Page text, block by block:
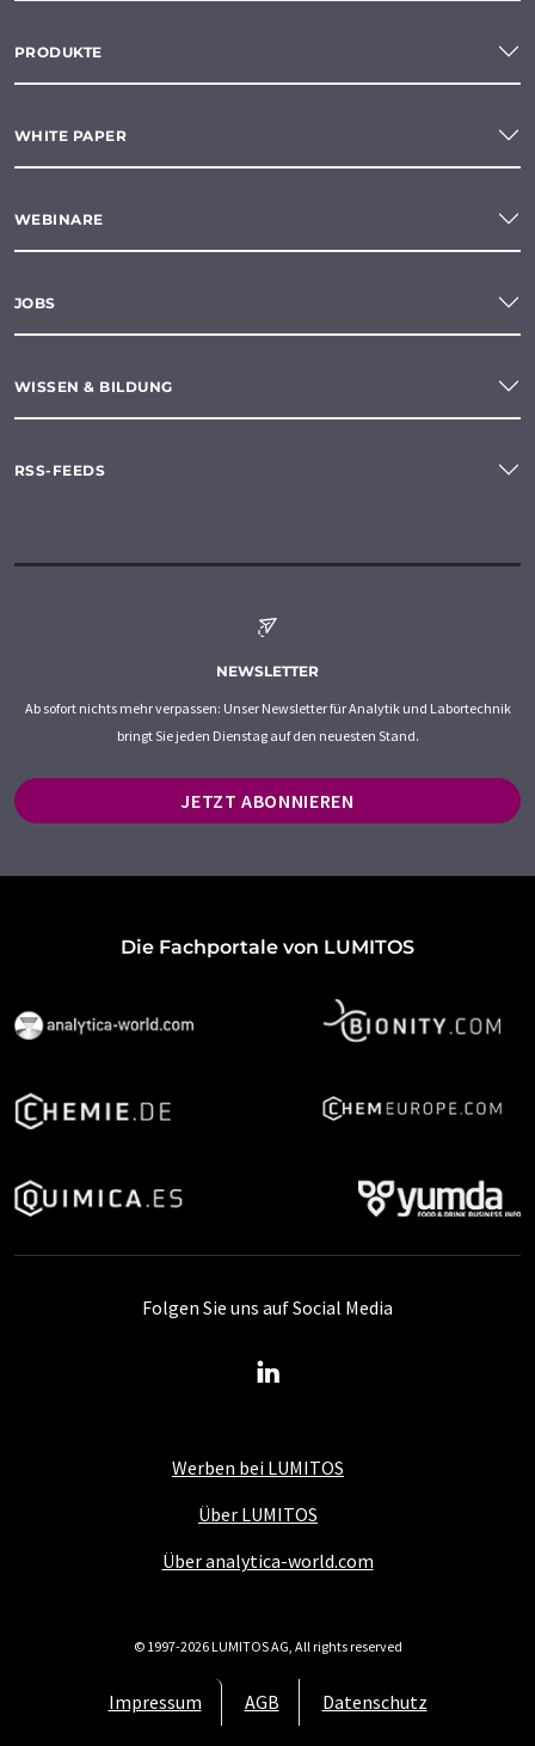
PRODUKTE
WHITE PAPER
WEBINARE
JOBS
WISSEN & BILDUNG
RSS-FEEDS
NEWSLETTER
Ab sofort nichts mehr verpassen: Unser Newsletter für Analytik und Labortechnik
bringt Sie jeden Dienstag auf den neuesten Stand.
JETZT ABONNIEREN
Die Fachportale von LUMITOS
Werben bei LUMITOS
Über LUMITOS
Über analytica-world.com
Impressum AGB Datenschutz
Folgen Sie uns auf Social Media
© 1997-2026 LUMITOS AG, All rights reserved